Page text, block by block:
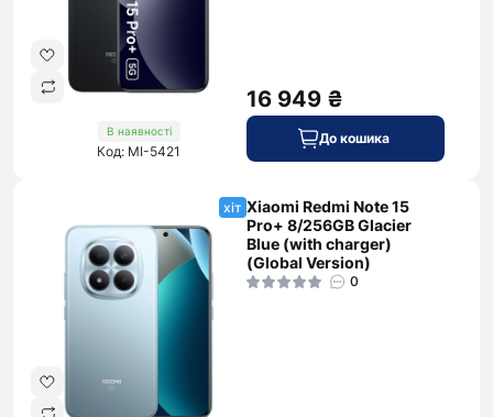
В наявності
Код: MI-5421
16 949 ₴
До кошика
хіт Xiaomi Redmi Note 15
Pro+ 8/256GB Glacier
Blue (with charger)
(Global Version)
0